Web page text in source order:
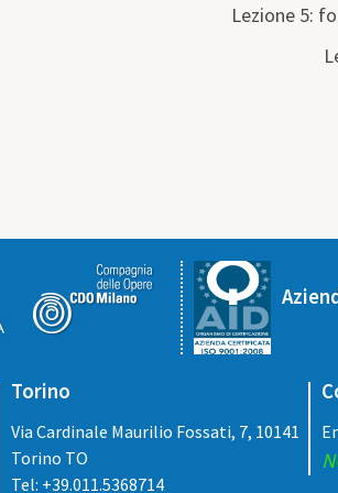
Lezione 5:
Torino
Via Cardinale Maurilio Fossati, 7, 10141
Torino TO
Tel: +39.011.5368714